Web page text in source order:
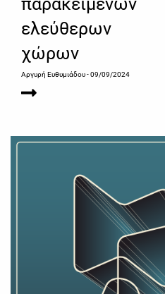
παρακείμενων
ελεύθερων
χώρων
Αργυρή Ευθυμιάδου- 09/09/2024